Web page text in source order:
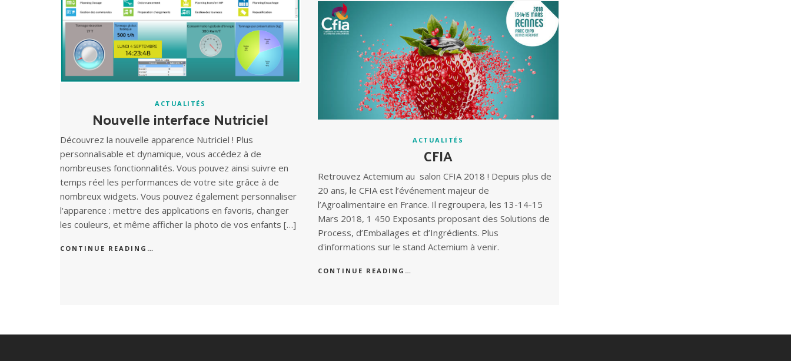
ACTUALITÉS
Nouvelle interface Nutriciel
Découvrez la nouvelle apparence Nutriciel ! Plus
personnalisable et dynamique, vous accédez à de
nombreuses fonctionnalités. Vous pouvez ainsi suivre en
temps réel les performances de votre site grâce à de
nombreux widgets. Vous pouvez également personnaliser
l'apparence : mettre des applications en favoris, changer
les couleurs, et même afficher la photo de vos enfants […]
CONTINUE READING…
ACTUALITÉS
CFIA
Retrouvez Actemium au salon CFIA 2018 ! Depuis plus de
20 ans, le CFIA est l’événement majeur de
l’Agroalimentaire en France. Il regroupera, les 13-14-15
Mars 2018, 1 450 Exposants proposant des Solutions de
Process, d’Emballages et d’Ingrédients. Plus
d'informations sur le stand Actemium à venir.
CONTINUE READING…